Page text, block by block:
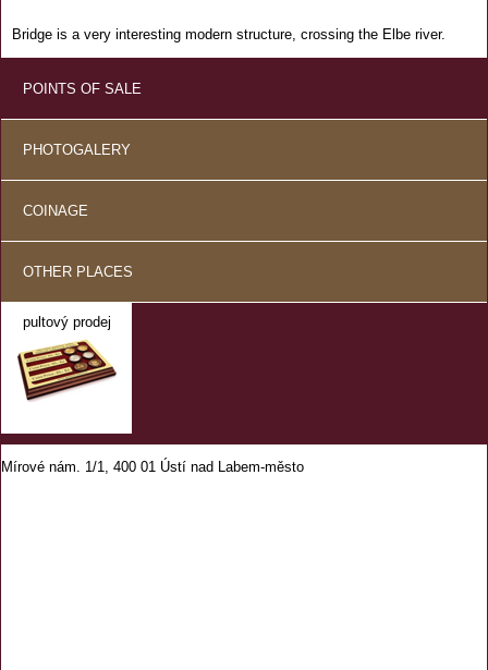
Bridge is a very interesting modern structure, crossing the Elbe river.
POINTS OF SALE
PHOTOGALERY
COINAGE
OTHER PLACES
pultový prodej
Mírové nám. 1/1, 400 01 Ústí nad Labem-město